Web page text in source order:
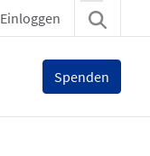
Einloggen
Spenden